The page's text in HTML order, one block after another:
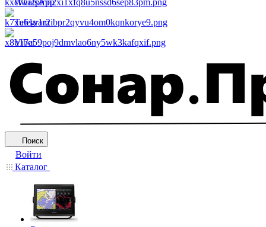
WhatsApp
Telegram
Viber
Поиск
Войти
Каталог